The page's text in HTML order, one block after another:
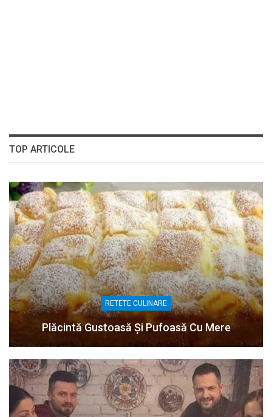
TOP ARTICOLE
RETETE CULINARE
Plăcintă Gustoasă Și Pufoasă Cu Mere